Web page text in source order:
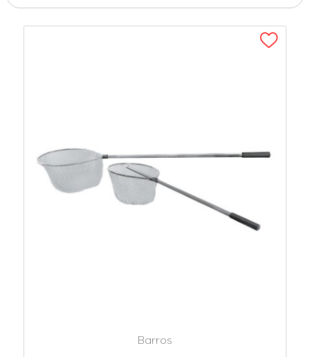
Barros